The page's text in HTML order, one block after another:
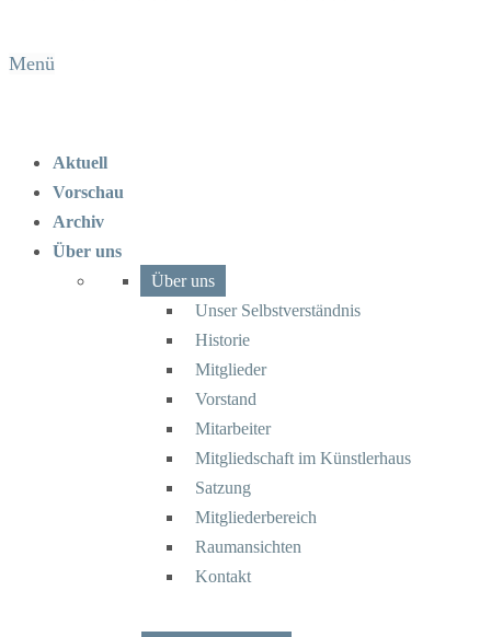
Menü
Aktuell
Vorschau
Archiv
Über uns
Über uns
Unser Selbstverständnis
Historie
Mitglieder
Vorstand
Mitarbeiter
Mitgliedschaft im Künstlerhaus
Satzung
Mitgliederbereich
Raumansichten
Kontakt